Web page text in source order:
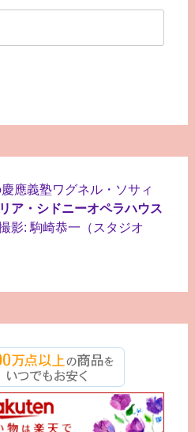
應義塾ワグネル・ソサィ
ア・シドニーオペラハウス
影: 駒崎恭一（スタジオ